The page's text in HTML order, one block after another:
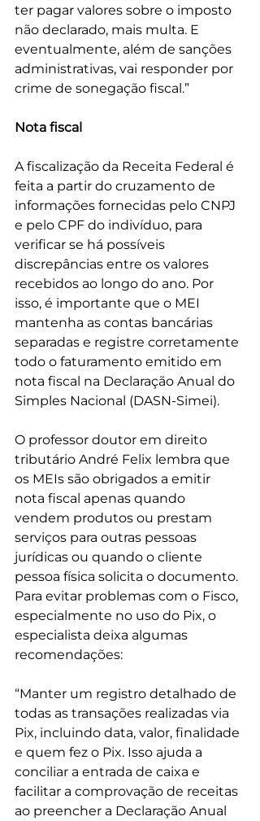
ter pagar valores sobre o imposto
não declarado, mais multa. E
eventualmente, além de sanções
administrativas, vai responder por
crime de sonegação fiscal.”
Nota fiscal
A fiscalização da Receita Federal é
feita a partir do cruzamento de
informações fornecidas pelo CNPJ
e pelo CPF do indivíduo, para
verificar se há possíveis
discrepâncias entre os valores
recebidos ao longo do ano. Por
isso, é importante que o MEI
mantenha as contas bancárias
separadas e registre corretamente
todo o faturamento emitido em
nota fiscal na Declaração Anual do
Simples Nacional (DASN-Simei).
O professor doutor em direito
tributário André Felix lembra que
os MEIs são obrigados a emitir
nota fiscal apenas quando
vendem produtos ou prestam
serviços para outras pessoas
jurídicas ou quando o cliente
pessoa física solicita o documento.
Para evitar problemas com o Fisco,
especialmente no uso do Pix, o
especialista deixa algumas
recomendações:
“Manter um registro detalhado de
todas as transações realizadas via
Pix, incluindo data, valor, finalidade
e quem fez o Pix. Isso ajuda a
conciliar a entrada de caixa e
facilitar a comprovação de receitas
ao preencher a Declaração Anual